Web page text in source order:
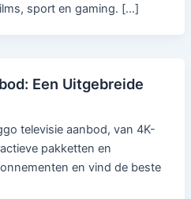
sport en gaming. […]
Een Uitgebreide
televisie aanbod, van 4K-
pakketten en
en vind de beste